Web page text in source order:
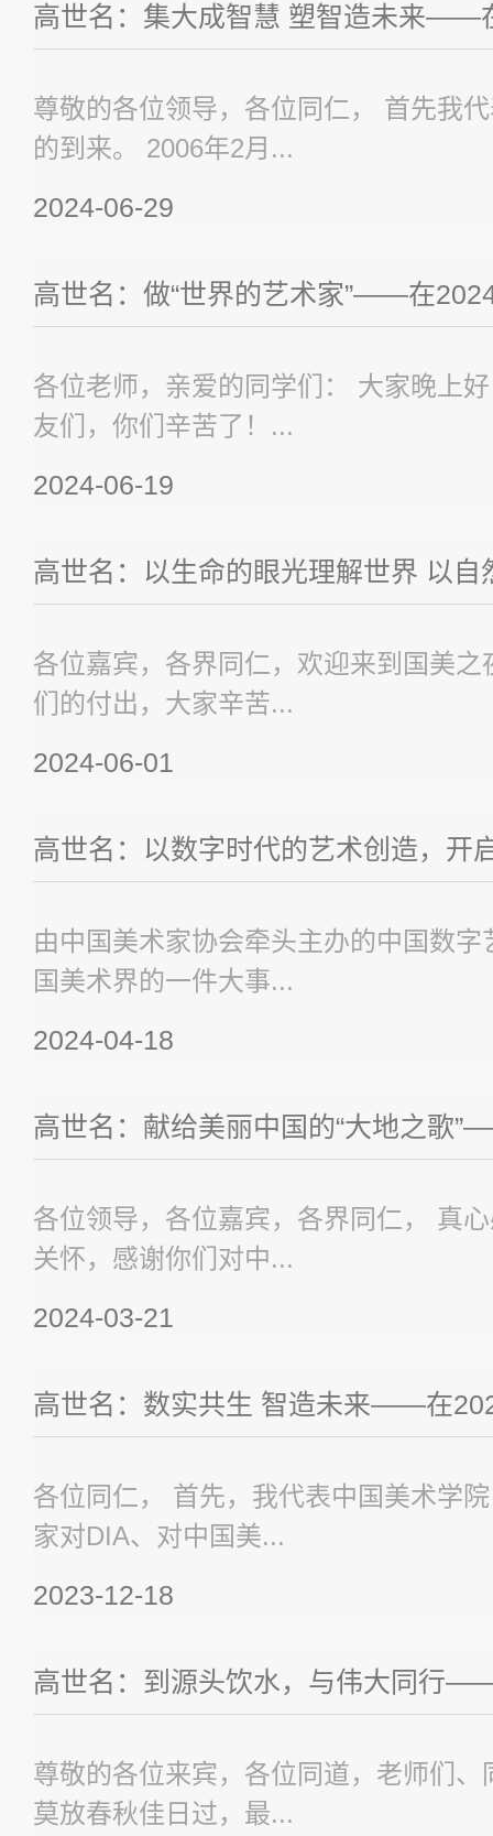
高世名：集大成智慧 塑智造未来——
尊敬的各位领导，各位同仁， 首先我
的到来。 2006年2月...
2024-06-29
高世名：做“世界的艺术家”——在
各位老师，亲爱的同学们： 大家晚上
友们，你们辛苦了！...
2024-06-19
高世名：以生命的眼光理解世界 以
各位嘉宾，各界同仁，欢迎来到国美
们的付出，大家辛苦...
2024-06-01
高世名：以数字时代的艺术创造，
由中国美术家协会牵头主办的中国数
国美术界的一件大事...
2024-04-18
高世名：献给美丽中国的“大地之歌
各位领导，各位嘉宾，各界同仁， 真
关怀，感谢你们对中...
2024-03-21
高世名：数实共生 智造未来——在
各位同仁， 首先，我代表中国美术学
家对DIA、对中国美...
2023-12-18
高世名：到源头饮水，与伟大同行
尊敬的各位来宾，各位同道，老师们
莫放春秋佳日过，最...